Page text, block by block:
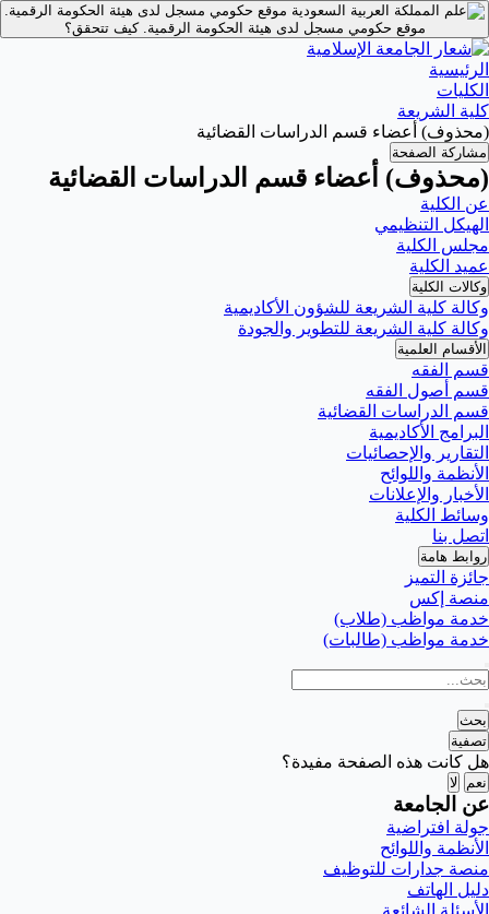
موقع حكومي مسجل لدى هيئة الحكومة الرقمية.
موقع حكومي مسجل لدى هيئة الحكومة الرقمية.كيف تتحقق؟
الرئيسية
الكليات
كلية الشريعة
(محذوف) أعضاء قسم الدراسات القضائية
مشاركة الصفحة
(محذوف) أعضاء قسم الدراسات القضائية
عن الكلية
الهيكل التنظيمي
مجلس الكلية
عميد الكلية
وكالات الكلية
وكالة كلية الشريعة للشؤون الأكاديمية
وكالة كلية الشريعة للتطوير والجودة
الأقسام العلمية
قسم الفقه
قسم أصول الفقه
قسم الدراسات القضائية
البرامج الأكاديمية
التقارير والإحصائيات
الأنظمة واللوائح
الأخبار والإعلانات
وسائط الكلية
اتصل بنا
روابط هامة
جائزة التميز
منصة إكس
خدمة مواظب (طلاب)
خدمة مواظب (طالبات)
بحث
تصفية
هل كانت هذه الصفحة مفيدة؟
نعم لا
عن الجامعة
جولة افتراضية
الأنظمة واللوائح
منصة جدارات للتوظيف
دليل الهاتف
الأسئلة الشائعة